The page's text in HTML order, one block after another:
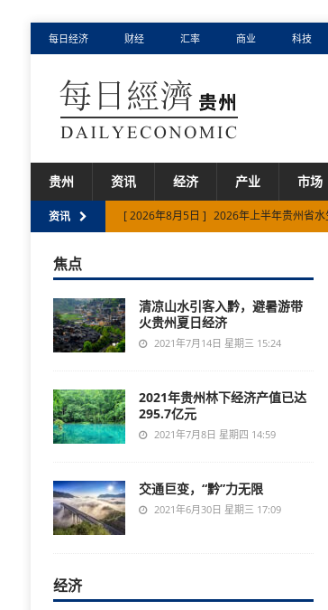
每日经济 财经 汇率 商业 科技
贵州 资讯 经济 产业 市场
资讯 [ 2026年8月5日 ] 2026年上半年贵州省
[ 2026年8月4日 ] 贵州省避暑经济提前升
[ 2026年8月3日 ] 多个行业销售收入实现
[ 2026年8月6日 ] 贵州省八部门联合出台
焦点
清凉山水引客入黔，避暑游带
火贵州夏日经济
2021年7月14日 星期三 15:24
2021年贵州林下经济产值已达
295.7亿元
2021年7月8日 星期四 14:59
交通巨变，“黔”力无限
2021年6月30日 星期三 17:09
经济